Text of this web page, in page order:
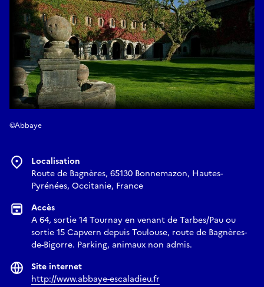
©Abbaye
Localisation
Route de Bagnères, 65130 Bonnemazon, Hautes-
Pyrénées, Occitanie, France
Accès
A 64, sortie 14 Tournay en venant de Tarbes/Pau ou
sortie 15 Capvern depuis Toulouse, route de Bagnères-
de-Bigorre. Parking, animaux non admis.
Site internet
http://www.abbaye-escaladieu.fr